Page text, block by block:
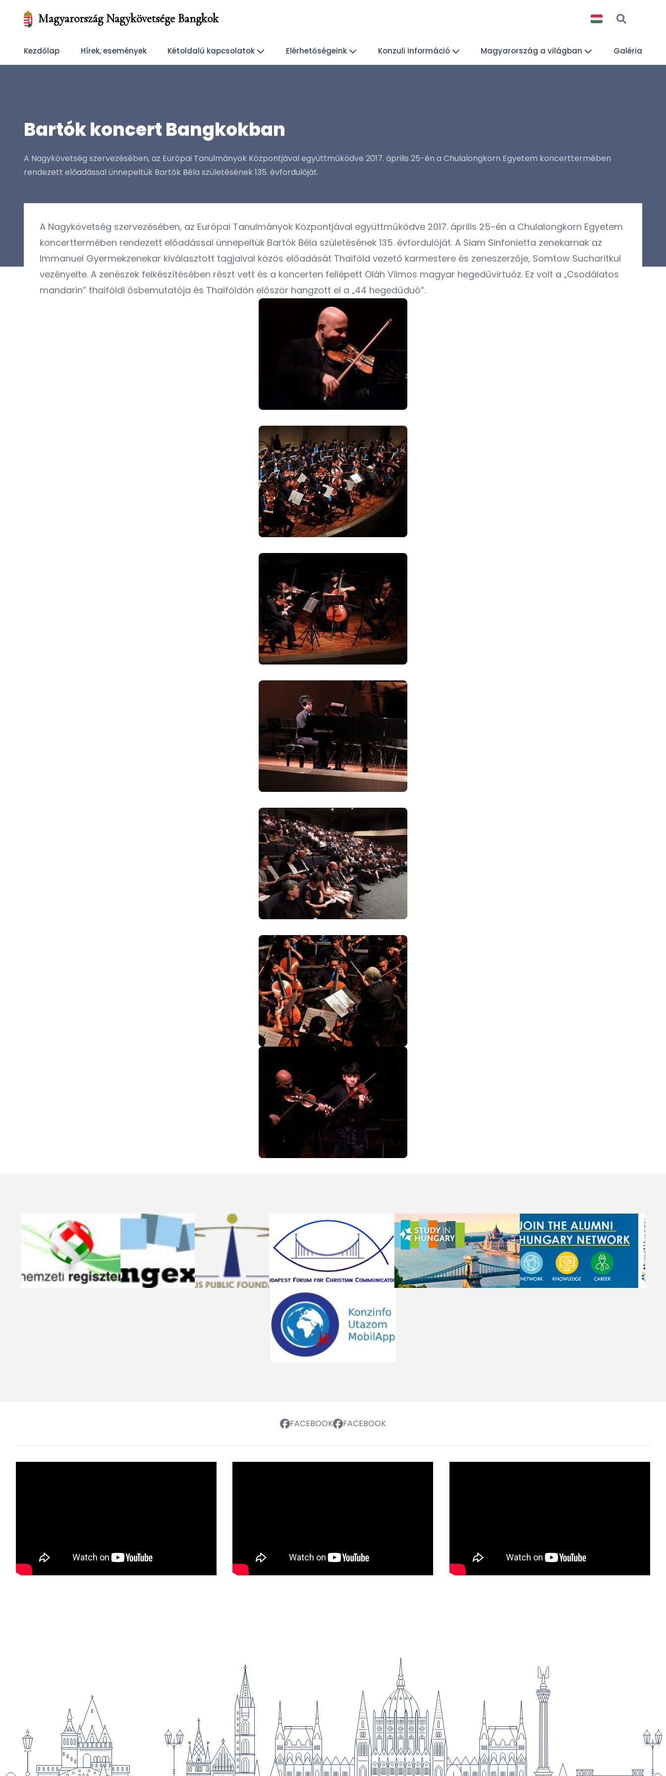
Magyarország Nagykövetsége Bangkok
Kezdőlap Hírek, események Kétoldalú kapcsolatok Elérhetőségeink Konzuli információ Magyarország a világban Galéria
Bartók koncert Bangkokban
A Nagykövetség szervezésében, az Európai Tanulmányok Központjával együttműködve 2017. április 25-én a Chulalongkorn Egyetem koncerttermében
rendezett előadással ünnepeltük Bartók Béla születésének 135. évfordulóját.
A Nagykövetség szervezésében, az Európai Tanulmányok Központjával együttműködve 2017. április 25-én a Chulalongkorn Egyetem
koncerttermében rendezett előadással ünnepeltük Bartók Béla születésének 135. évfordulóját. A Siam Sinfonietta zenekarnak az
Immanuel Gyermekzenekar kiválasztott tagjaival közös előadását Thaiföld vezető karmestere és zeneszerzője, Somtow Sucharitkul
vezényelte. A zenészek felkészítésében részt vett és a koncerten fellépett Oláh Vilmos magyar hegedűvirtuóz. Ez volt a „Csodálatos
mandarin” thaiföldi ősbemutatója és Thaiföldön először hangzott el a „44 hegedűduó”.
FACEBOOK FACEBOOK